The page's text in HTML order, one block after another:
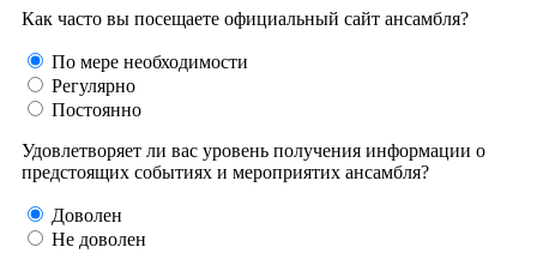
Как часто вы посещаете официальный сайт ансамбля?
По мере необходимости
Регулярно
Постоянно
Удовлетворяет ли вас уровень получения информации о
предстоящих событиях и мероприятих ансамбля?
Доволен
Не доволен